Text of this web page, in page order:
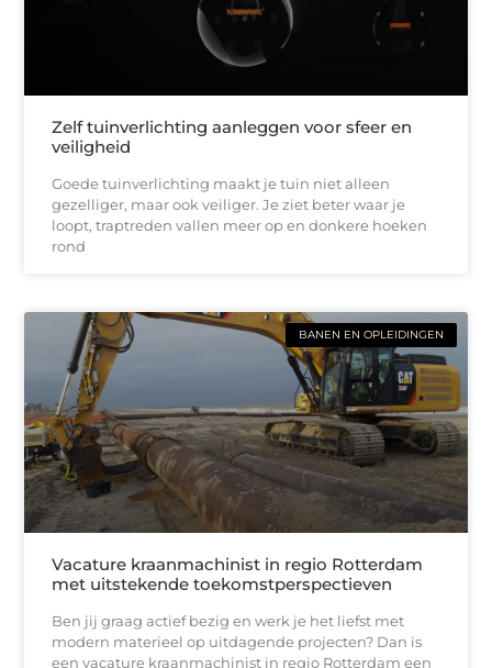
Zelf tuinverlichting aanleggen voor sfeer en
veiligheid
Goede tuinverlichting maakt je tuin niet alleen
gezelliger, maar ook veiliger. Je ziet beter waar je
loopt, traptreden vallen meer op en donkere hoeken
rond
BANEN EN OPLEIDINGEN
Vacature kraanmachinist in regio Rotterdam
met uitstekende toekomstperspectieven
Ben jij graag actief bezig en werk je het liefst met
modern materieel op uitdagende projecten? Dan is
een vacature kraanmachinist in regio Rotterdam een